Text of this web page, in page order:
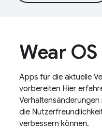
Wear OS
Apps für die aktuelle
vorbereiten Hier
Verhaltensänderungen
die
verbessern können.